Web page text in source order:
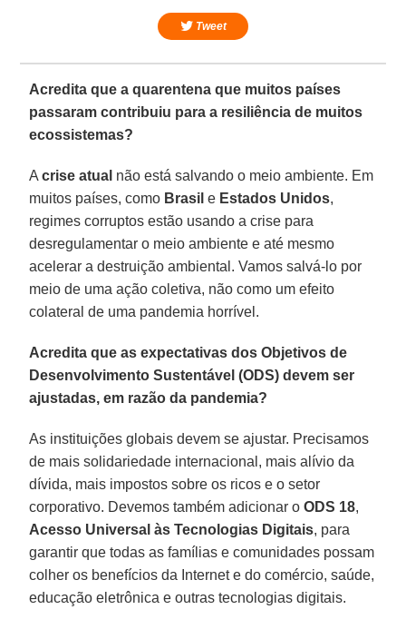
Tweet
Acredita que a quarentena que muitos países
passaram contribuiu para a resiliência de muitos
ecossistemas?
Acrise atual não está salvando o meio ambiente. Em
muitos países, como Brasil e Estados Unidos,
regimes corruptos estão usando a crise para
desregulamentar o meio ambiente e até mesmo
acelerar a destruição ambiental. Vamos salvá-lo por
meio de uma ação coletiva, não como um efeito
colateral de uma pandemia horrível.
Acredita que as expectativas dos Objetivos de
Desenvolvimento Sustentável (ODS) devem ser
ajustadas, em razão da pandemia?
As instituições globais devem se ajustar. Precisamos
de mais solidariedade internacional, mais alívio da
dívida, mais impostos sobre os ricos e o setor
corporativo. Devemos também adicionar oODS 18,
Acesso Universal às Tecnologias Digitais, para
garantir que todas as famílias e comunidades possam
colher os benefícios da Internet e do comércio, saúde,
educação eletrônica e outras tecnologias digitais.